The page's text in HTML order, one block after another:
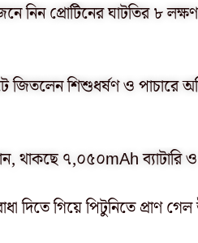
নিন প্রোটিনের ঘাটতির ৮ লক্ষণ
জিতলেন শিশুধর্ষণ ও পাচারে
৭,০৫০mAh ব্যাটারি ও
দিতে গিয়ে পিটুনিতে প্রাণ